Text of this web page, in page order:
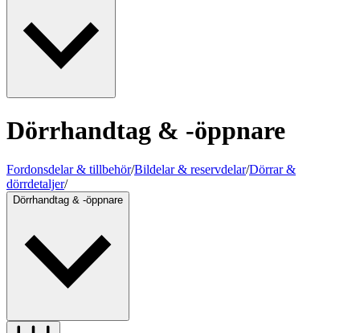
Dörrhandtag & -öppnare
Fordonsdelar & tillbehör/Bildelar & reservdelar/Dörrar &
dörrdetaljer/
Dörrhandtag & -öppnare